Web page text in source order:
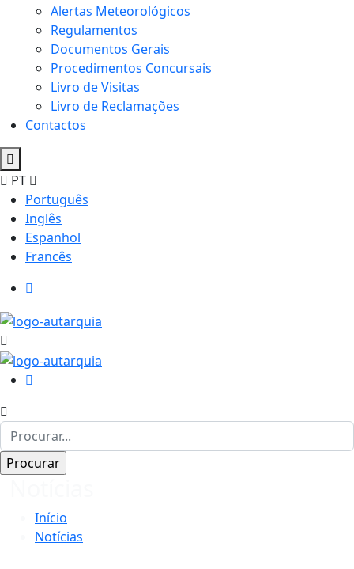
Alertas Meteorológicos
Regulamentos
Documentos Gerais
Procedimentos Concursais
Livro de Visitas
Livro de Reclamações
Contactos
PT
Português
Inglês
Espanhol
Francês
Início
Notícias